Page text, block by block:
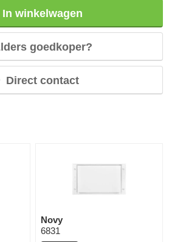
In winkelwagen
goedkoper?
Direct contact
Novy
6831